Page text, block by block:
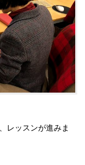
レッスンが進みま